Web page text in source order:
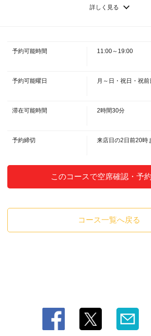
・ソフトドリンク
詳しく見る
予約可能時間 11:00～19:00
予約可能曜日 月～日・祝日・祝前
滞在可能時間 2時間30分
予約締切 来店日の2日前20時
このコースで空席確認・予
コース一覧へ戻る
閉じる